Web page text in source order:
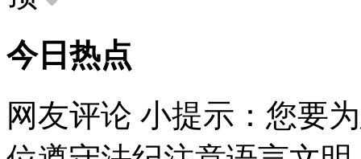
今日热点
网友评论 小提示：您要